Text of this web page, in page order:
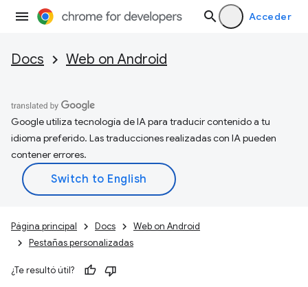
Acceder
Docs Web on Android
Google utiliza tecnología de IA para traducir contenido a tu
idioma preferido. Las traducciones realizadas con IA pueden
contener errores.
Página principal Docs
Web on Android
Pestañas personalizadas
¿Te resultó útil?